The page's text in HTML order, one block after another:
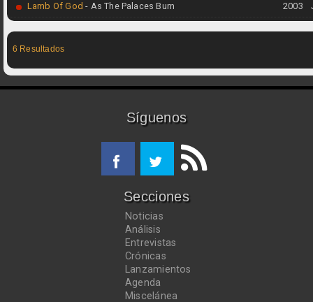
Lamb Of God - As The Palaces Burn 2003
6 Resultados
Síguenos
Secciones
Noticias
Análisis
Entrevistas
Crónicas
Lanzamientos
Agenda
Miscelánea